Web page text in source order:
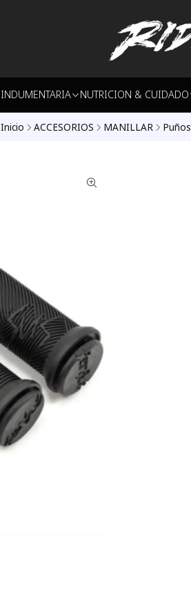
INDUMENTARIA NUTRICION & CUIDADO
Inicio ACCESORIOS MANILLAR Puños